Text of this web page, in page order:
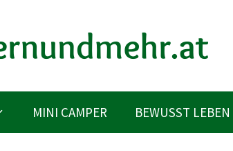
MINI CAMPER BEWUSST LEBEN